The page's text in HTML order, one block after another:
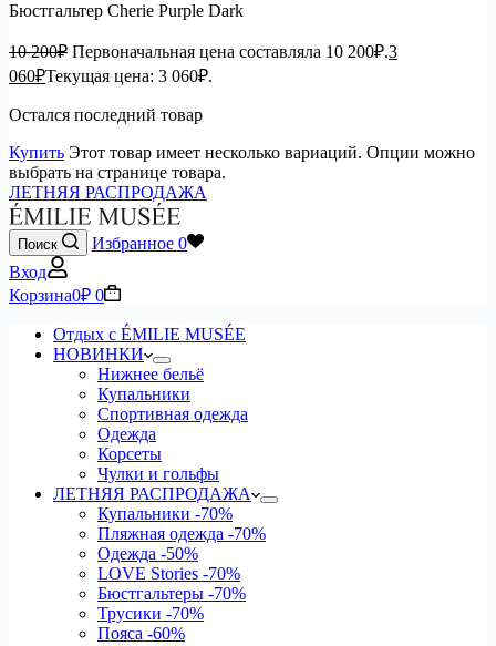
Бюстгальтер Cherie Purple Dark
10 200₽ Первоначальная цена составляла 10 200₽.3
060₽Текущая цена: 3 060₽.
Остался последний товар
Купить Этот товар имеет несколько вариаций. Опции можно
выбрать на странице товара.
ЛЕТНЯЯ РАСПРОДАЖА
Поиск Избранное 0
Вход
Корзина0₽ 0
Отдых с ÉMILIE MUSÉE
НОВИНКИ
Нижнее бельё
Купальники
Спортивная одежда
Одежда
Корсеты
Чулки и гольфы
ЛЕТНЯЯ РАСПРОДАЖА
Купальники -70%
Пляжная одежда -70%
Одежда -50%
LOVE Stories -70%
Бюстгальтеры -70%
Трусики -70%
Пояса -60%